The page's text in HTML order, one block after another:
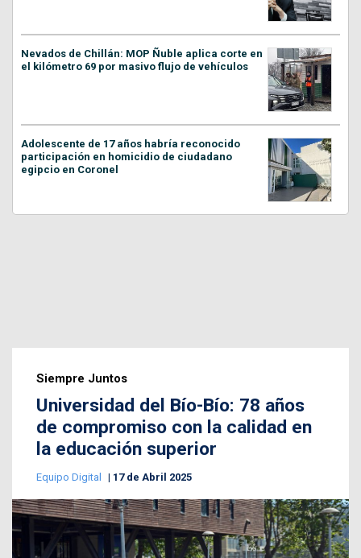
Nevados de Chillán: MOP Ñuble aplica corte en
el kilómetro 69 por masivo flujo de vehículos
Adolescente de 17 años habría reconocido
participación en homicidio de ciudadano
egipcio en Coronel
Siempre Juntos
Universidad del Bío-Bío: 78 años
de compromiso con la calidad en
la educación superior
Equipo Digital 17 de Abril 2025